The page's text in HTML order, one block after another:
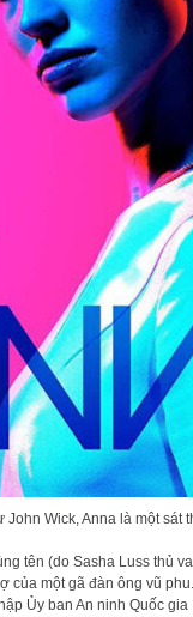
John Wick, Anna là một sát
tên (do Sasha Luss thủ
của một gã đàn ông vũ
Ủy ban An ninh Quốc